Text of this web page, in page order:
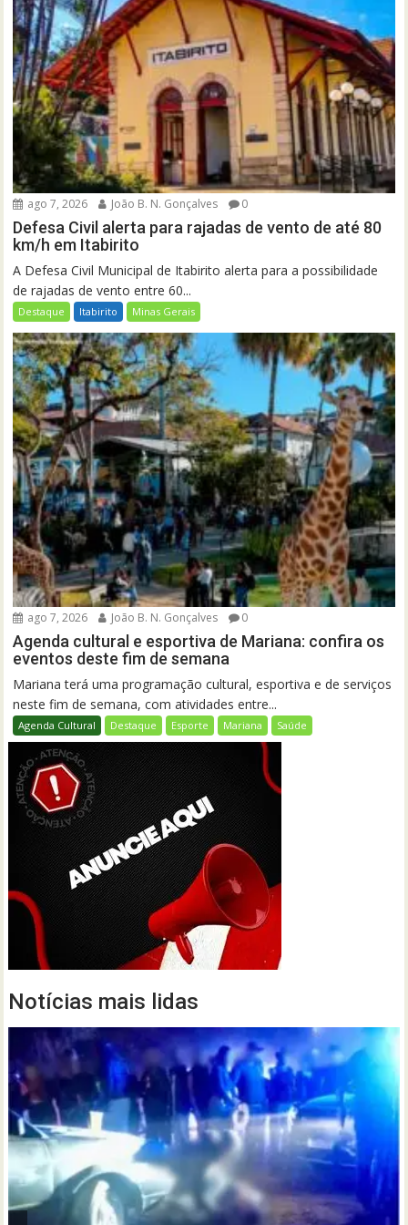
ago 7, 2026 João B. N. Gonçalves 0
Defesa Civil alerta para rajadas de vento de até 80
km/h em Itabirito
A Defesa Civil Municipal de Itabirito alerta para a possibilidade
de rajadas de vento entre 60...
Destaque Itabirito Minas Gerais
ago 7, 2026 João B. N. Gonçalves 0
Agenda cultural e esportiva de Mariana: confira os
eventos deste fim de semana
Mariana terá uma programação cultural, esportiva e de serviços
neste fim de semana, com atividades entre...
Agenda Cultural Destaque Esporte Mariana Saúde
Notícias mais lidas